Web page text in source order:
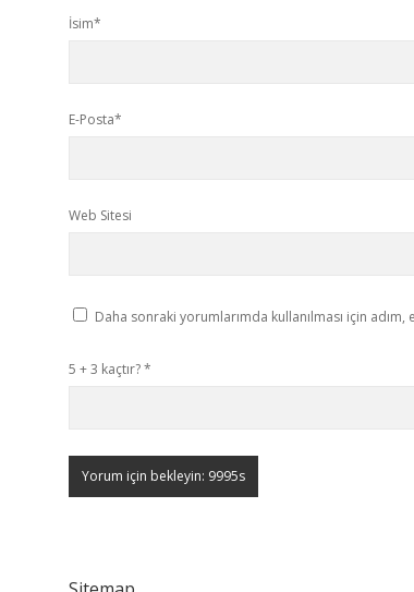
İsim*
E-Posta*
Web Sitesi
Daha sonraki yorumlarımda kullanılması için
5 + 3 kaçtır?*